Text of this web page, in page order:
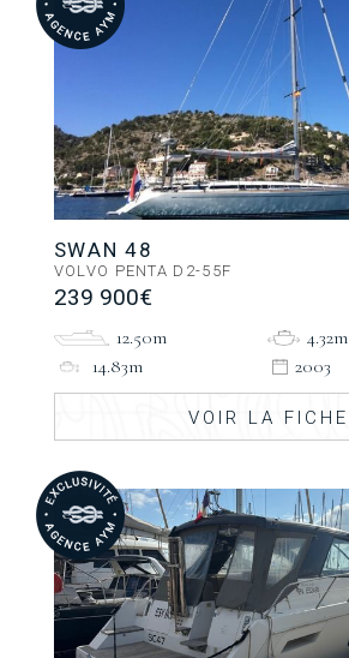
SWAN 48
VOLVO PENTA D2-55F
239 900€
12.50m
4.32m
14.83m
2003
VOIR LA FICHE